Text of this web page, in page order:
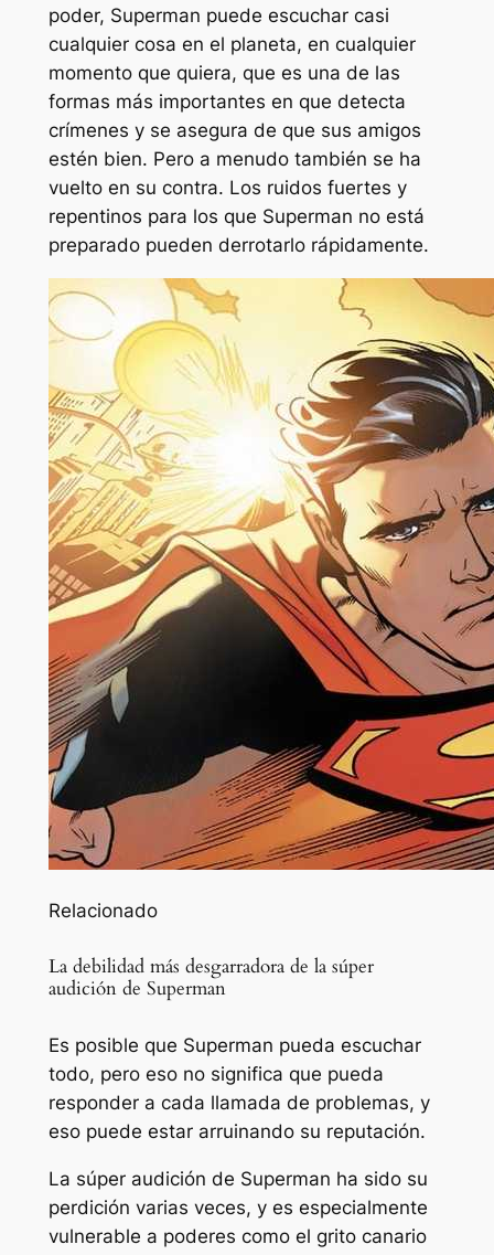
poder, Superman puede escuchar casi
cualquier cosa en el planeta, en cualquier
momento que quiera, que es una de las
formas más importantes en que detecta
crímenes y se asegura de que sus amigos
estén bien. Pero a menudo también se ha
vuelto en su contra. Los ruidos fuertes y
repentinos para los que Superman no está
preparado pueden derrotarlo rápidamente.
Relacionado
La debilidad más desgarradora de la súper
audición de Superman
Es posible que Superman pueda escuchar
todo, pero eso no significa que pueda
responder a cada llamada de problemas, y
eso puede estar arruinando su reputación.
La súper audición de Superman ha sido su
perdición varias veces, y es especialmente
vulnerable a poderes como el grito canario